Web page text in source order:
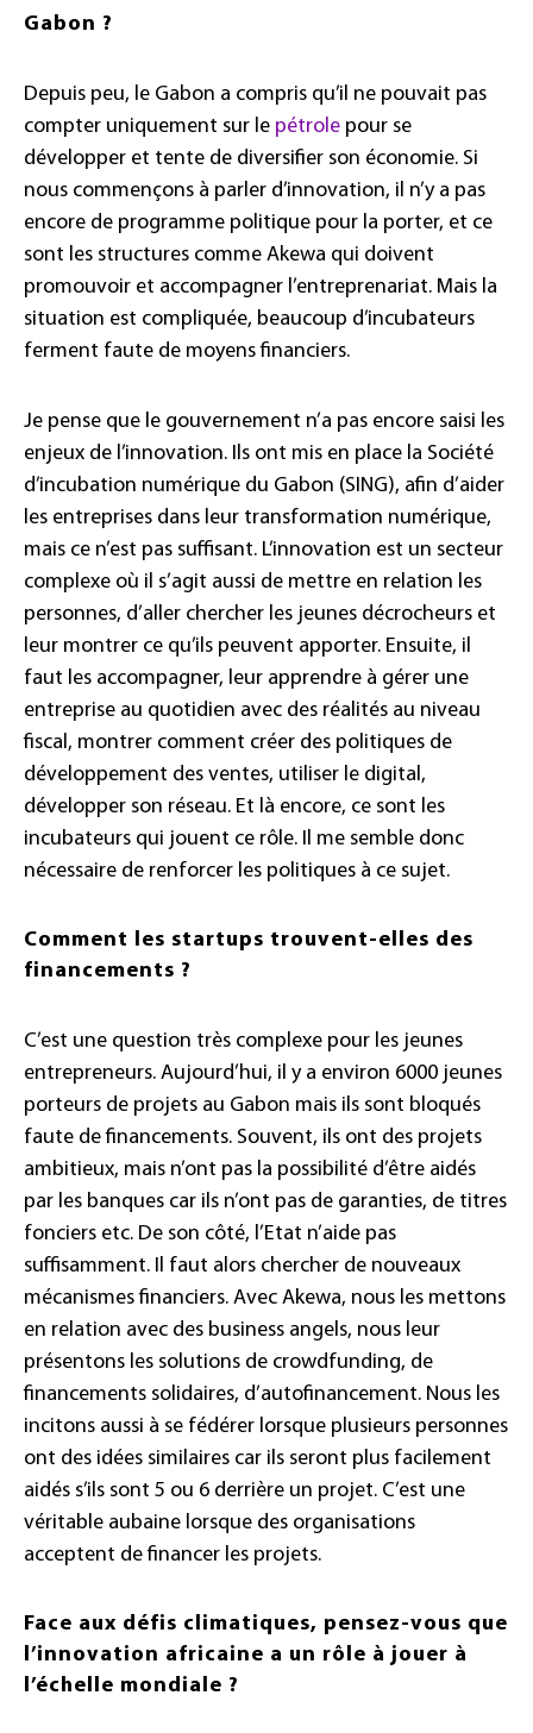
Gabon ?
Depuis peu, le Gabon a compris qu’il ne pouvait pas
compter uniquement sur le pétrole pour se
développer et tente de diversifier son économie. Si
nous commençons à parler d’innovation, il n’y a pas
encore de programme politique pour la porter, et ce
sont les structures comme Akewa qui doivent
promouvoir et accompagner l’entreprenariat. Mais la
situation est compliquée, beaucoup d’incubateurs
ferment faute de moyens financiers.
Je pense que le gouvernement n’a pas encore saisi les
enjeux de l’innovation. Ils ont mis en place la Société
d’incubation numérique du Gabon (SING), afin d’aider
les entreprises dans leur transformation numérique,
mais ce n’est pas suffisant. L’innovation est un secteur
complexe où il s’agit aussi de mettre en relation les
personnes, d’aller chercher les jeunes décrocheurs et
leur montrer ce qu’ils peuvent apporter. Ensuite, il
faut les accompagner, leur apprendre à gérer une
entreprise au quotidien avec des réalités au niveau
fiscal, montrer comment créer des politiques de
développement des ventes, utiliser le digital,
développer son réseau. Et là encore, ce sont les
incubateurs qui jouent ce rôle. Il me semble donc
nécessaire de renforcer les politiques à ce sujet.
Comment les startups trouvent-elles des
financements ?
C’est une question très complexe pour les jeunes
entrepreneurs. Aujourd’hui, il y a environ 6000 jeunes
porteurs de projets au Gabon mais ils sont bloqués
faute de financements. Souvent, ils ont des projets
ambitieux, mais n’ont pas la possibilité d’être aidés
par les banques car ils n’ont pas de garanties, de titres
fonciers etc. De son côté, l’Etat n’aide pas
suffisamment. Il faut alors chercher de nouveaux
mécanismes financiers. Avec Akewa, nous les mettons
en relation avec des business angels, nous leur
présentons les solutions de crowdfunding, de
financements solidaires, d’autofinancement. Nous les
incitons aussi à se fédérer lorsque plusieurs personnes
ont des idées similaires car ils seront plus facilement
aidés s’ils sont 5 ou 6 derrière un projet. C’est une
véritable aubaine lorsque des organisations
acceptent de financer les projets.
Face aux défis climatiques, pensez-vous que
l’innovation africaine a un rôle à jouer à
l’échelle mondiale ?